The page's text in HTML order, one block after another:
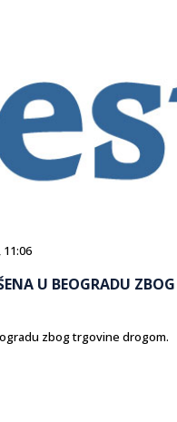
, 11:06
U BEOGRADU
zbog trgovine drogom.